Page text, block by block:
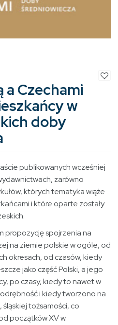
a Czechami
w
doby
publikowanych wcześniej
zarówno
których tematyka wiąże
i które oparte zostały
propozycję spojrzenia na
na ziemie polskie w ogóle, od
okresach, od czasów, kiedy
jako część Polski, a jego
po czasy, kiedy to nawet w
i kiedy tworzono na
tożsamości, co
początków XV w.